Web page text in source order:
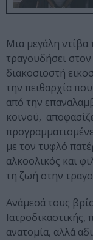
Μια μεγάλη ντίβα
τραγουδήσει
διακοσιοστή
την πειθαρχία
από την
κοινού,
με τον τυφλό
αλκοολικός και
τη ζωή στην
Ανάμεσά τους
ανατομία, αλλά